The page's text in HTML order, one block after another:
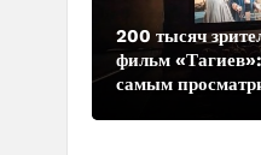
200 тысяч
фильм
самым